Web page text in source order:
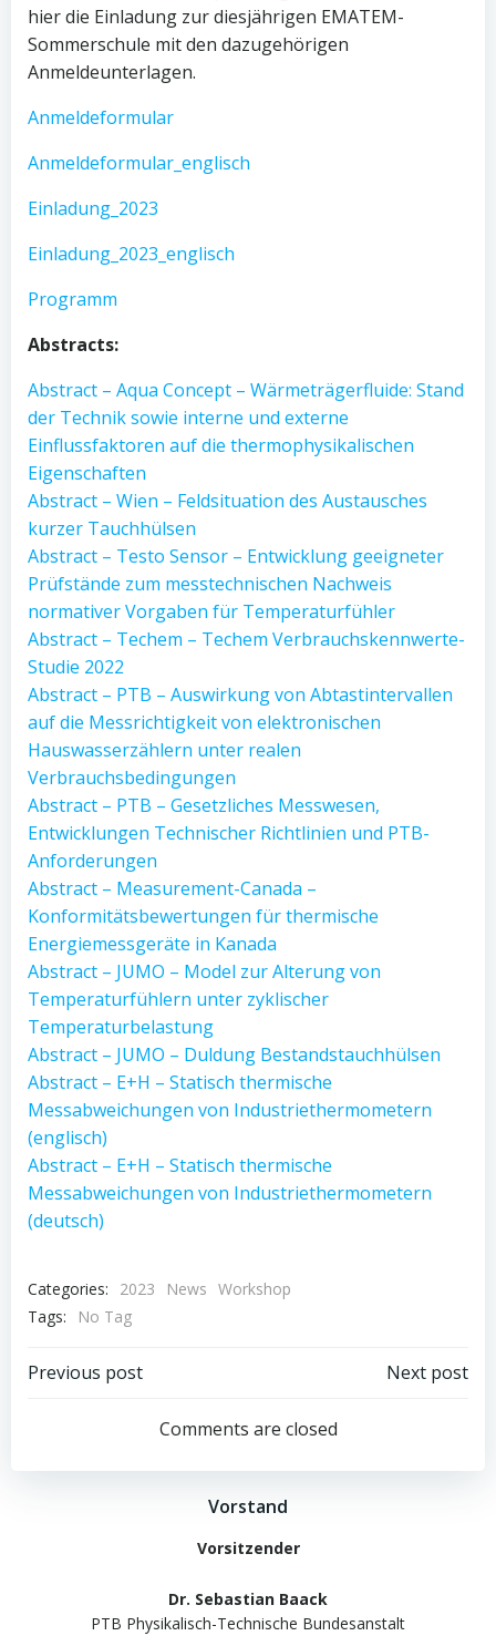
hier die Einladung zur diesjährigen EMATEM-
Sommerschule mit den dazugehörigen
Anmeldeunterlagen.
Anmeldeformular
Anmeldeformular_englisch
Einladung_2023
Einladung_2023_englisch
Programm
Abstracts:
Abstract – Aqua Concept – Wärmeträgerfluide: Stand
der Technik sowie interne und externe
Einflussfaktoren auf die thermophysikalischen
Eigenschaften
Abstract – Wien – Feldsituation des Austausches
kurzer Tauchhülsen
Abstract – Testo Sensor – Entwicklung geeigneter
Prüfstände zum messtechnischen Nachweis
normativer Vorgaben für Temperaturfühler
Abstract – Techem – Techem Verbrauchskennwerte-
Studie 2022
Abstract – PTB – Auswirkung von Abtastintervallen
auf die Messrichtigkeit von elektronischen
Hauswasserzählern unter realen
Verbrauchsbedingungen
Abstract – PTB – Gesetzliches Messwesen,
Entwicklungen Technischer Richtlinien und PTB-
Anforderungen
Abstract – Measurement-Canada –
Konformitätsbewertungen für thermische
Energiemessgeräte in Kanada
Abstract – JUMO – Model zur Alterung von
Temperaturfühlern unter zyklischer
Temperaturbelastung
Abstract – JUMO – Duldung Bestandstauchhülsen
Abstract – E+H – Statisch thermische
Messabweichungen von Industriethermometern
(englisch)
Abstract – E+H – Statisch thermische
Messabweichungen von Industriethermometern
(deutsch)
Categories: 2023 News Workshop
Tags:
No Tag
Post
navigation
Previous post
navigation
Next post
Comments are closed
Vorstand
Vorsitzender
Dr. Sebastian Baack
PTB Physikalisch-Technische Bundesanstalt